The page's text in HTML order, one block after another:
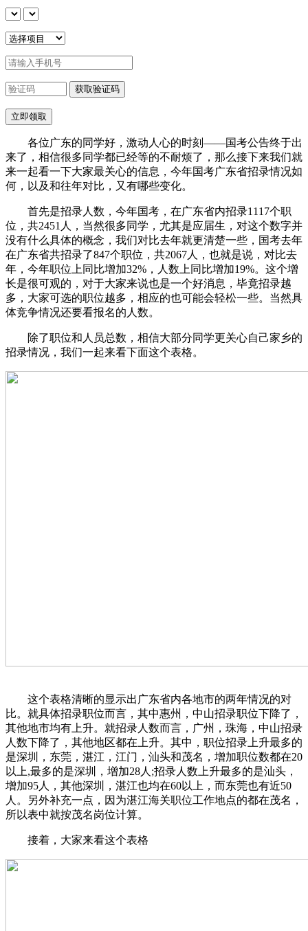
各位广东的同学好，激动人心的时刻——国考公告终于出
来了，相信很多同学都已经等的不耐烦了，那么接下来我们就
来一起看一下大家最关心的信息，今年国考广东省招录情况如
何，以及和往年对比，又有哪些变化。
首先是招录人数，今年国考，在广东省内招录1117个职
位，共2451人，当然很多同学，尤其是应届生，对这个数字并
没有什么具体的概念，我们对比去年就更清楚一些，国考去年
在广东省共招录了847个职位，共2067人，也就是说，对比去
年，今年职位上同比增加32%，人数上同比增加19%。这个增
长是很可观的，对于大家来说也是一个好消息，毕竟招录越
多，大家可选的职位越多，相应的也可能会轻松一些。当然具
体竞争情况还要看报名的人数。
除了职位和人员总数，相信大部分同学更关心自己家乡的
招录情况，我们一起来看下面这个表格。
这个表格清晰的显示出广东省内各地市的两年情况的对
比。就具体招录职位而言，其中惠州，中山招录职位下降了，
其他地市均有上升。就招录人数而言，广州，珠海，中山招录
人数下降了，其他地区都在上升。其中，职位招录上升最多的
是深圳，东莞，湛江，江门，汕头和茂名，增加职位数都在20
以上,最多的是深圳，增加28人;招录人数上升最多的是汕头，
增加95人，其他深圳，湛江也均在60以上，而东莞也有近50
人。另外补充一点，因为湛江海关职位工作地点的都在茂名，
所以表中就按茂名岗位计算。
接着，大家来看这个表格